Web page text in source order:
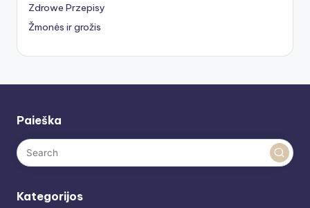
Zdrowe Przepisy
Žmonės ir grožis
Paieška
Kategorijos